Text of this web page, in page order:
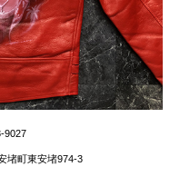
9027
堵町東安堵974-3